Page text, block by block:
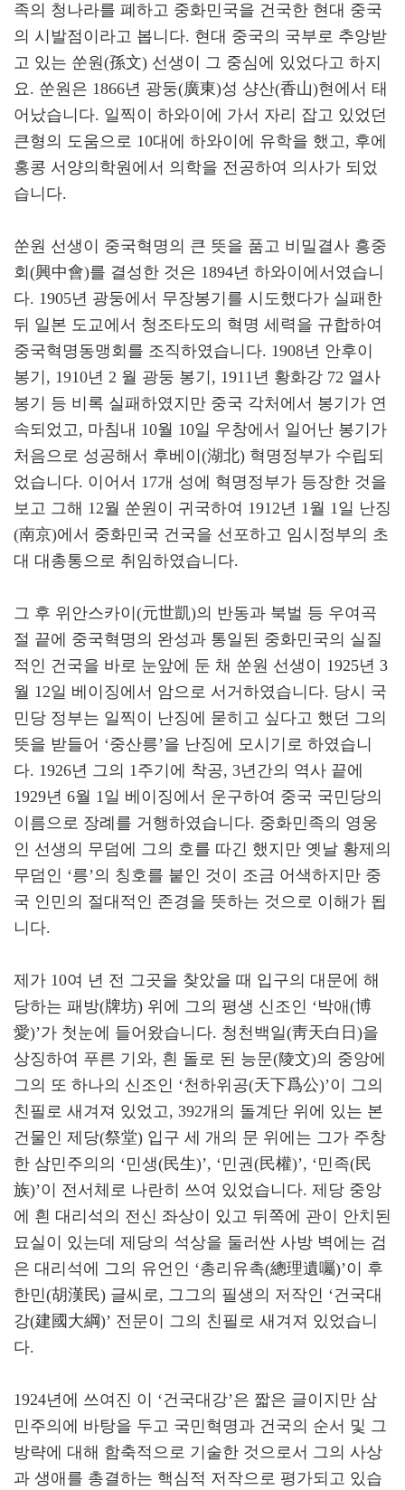
족의 청나라를 폐하고 중화민국을 건국한 현대 중국
의 시발점이라고 봅니다. 현대 중국의 국부로 추앙받
고 있는 쑨원(孫文) 선생이 그 중심에 있었다고 하지
요. 쑨원은 1866년 광둥(廣東)성 샹산(香山)현에서 태
어났습니다. 일찍이 하와이에 가서 자리 잡고 있었던
큰형의 도움으로 10대에 하와이에 유학을 했고, 후에
홍콩 서양의학원에서 의학을 전공하여 의사가 되었
습니다.
쑨원 선생이 중국혁명의 큰 뜻을 품고 비밀결사 흥중
회(興中會)를 결성한 것은 1894년 하와이에서였습니
다. 1905년 광둥에서 무장봉기를 시도했다가 실패한
뒤 일본 도교에서 청조타도의 혁명 세력을 규합하여
중국혁명동맹회를 조직하였습니다. 1908년 안후이
봉기, 1910년 2 월 광둥 봉기, 1911년 황화강 72 열사
봉기 등 비록 실패하였지만 중국 각처에서 봉기가 연
속되었고, 마침내 10월 10일 우창에서 일어난 봉기가
처음으로 성공해서 후베이(湖北) 혁명정부가 수립되
었습니다. 이어서 17개 성에 혁명정부가 등장한 것을
보고 그해 12월 쑨원이 귀국하여 1912년 1월 1일 난징
(南京)에서 중화민국 건국을 선포하고 임시정부의 초
대 대총통으로 취임하였습니다.
그 후 위안스카이(元世凱)의 반동과 북벌 등 우여곡
절 끝에 중국혁명의 완성과 통일된 중화민국의 실질
적인 건국을 바로 눈앞에 둔 채 쑨원 선생이 1925년 3
월 12일 베이징에서 암으로 서거하였습니다. 당시 국
민당 정부는 일찍이 난징에 묻히고 싶다고 했던 그의
뜻을 받들어 ‘중산릉’을 난징에 모시기로 하였습니
다. 1926년 그의 1주기에 착공, 3년간의 역사 끝에
1929년 6월 1일 베이징에서 운구하여 중국 국민당의
이름으로 장례를 거행하였습니다. 중화민족의 영웅
인 선생의 무덤에 그의 호를 따긴 했지만 옛날 황제의
무덤인 ‘릉’의 칭호를 붙인 것이 조금 어색하지만 중
국 인민의 절대적인 존경을 뜻하는 것으로 이해가 됩
니다.
제가 10여 년 전 그곳을 찾았을 때 입구의 대문에 해
당하는 패방(牌坊) 위에 그의 평생 신조인 ‘박애(博
愛)’가 첫눈에 들어왔습니다. 청천백일(靑天白日)을
상징하여 푸른 기와, 흰 돌로 된 능문(陵文)의 중앙에
그의 또 하나의 신조인 ‘천하위공(天下爲公)’이 그의
친필로 새겨져 있었고, 392개의 돌계단 위에 있는 본
건물인 제당(祭堂) 입구 세 개의 문 위에는 그가 주창
한 삼민주의의 ‘민생(民生)’, ‘민권(民權)’, ‘민족(民
族)’이 전서체로 나란히 쓰여 있었습니다. 제당 중앙
에 흰 대리석의 전신 좌상이 있고 뒤쪽에 관이 안치된
묘실이 있는데 제당의 석상을 둘러싼 사방 벽에는 검
은 대리석에 그의 유언인 ‘총리유촉(總理遺囑)’이 후
한민(胡漢民) 글씨로, 그그의 필생의 저작인 ‘건국대
강(建國大綱)’ 전문이 그의 친필로 새겨져 있었습니
다.
1924년에 쓰여진 이 ‘건국대강’은 짧은 글이지만 삼
민주의에 바탕을 두고 국민혁명과 건국의 순서 및 그
방략에 대해 함축적으로 기술한 것으로서 그의 사상
과 생애를 총결하는 핵심적 저작으로 평가되고 있습